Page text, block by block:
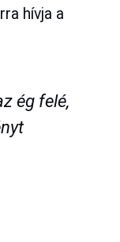
hívja a
ég felé,